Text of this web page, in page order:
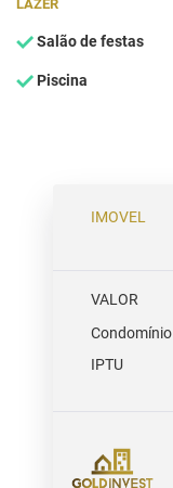
LAZER
Salão de festas
Piscina
IMOVEL
VALOR
Condomínio
IPTU